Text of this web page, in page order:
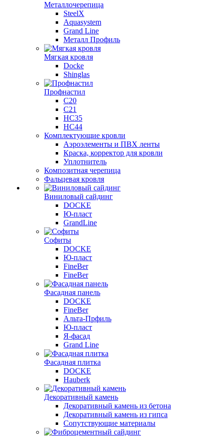
Металлочерепица
SteelX
Aquasystem
Grand Line
Металл Профиль
Мягкая кровля
Docke
Shinglas
Профнастил
C20
C21
НС35
НС44
Комплектующие кровли
Аэроэлементы и ПВХ ленты
Краска, корректор для кровли
Уплотнитель
Композитная черепица
Фальцевая кровля
Виниловый сайдинг
DOCKE
Ю-пласт
GrandLine
Софиты
DOCKE
Ю-пласт
FineBer
FineBer
Фасадная панель
DOCKE
FineBer
Альта-Прфиль
Ю-пласт
Я-фасад
Grand Line
Фасадная плитка
DOCKE
Hauberk
Декоративный камень
Декоративный камень из бетона
Декоративный камень из гипса
Сопутствующие материалы